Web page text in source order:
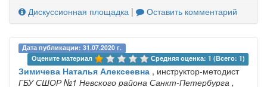
Дискуссионная площадка | Оставить комментарий
Дата публикации: 31.07.2020 г.
Оцените материал
Средняя оценка: 1 (Всего: 1)
Зимичева Наталья Алексеевна , инструктор-методист
ГБУ СШОР №1 Невского района Санкт-Петербурга ,